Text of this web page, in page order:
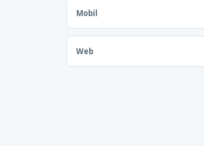
Mobil
Web